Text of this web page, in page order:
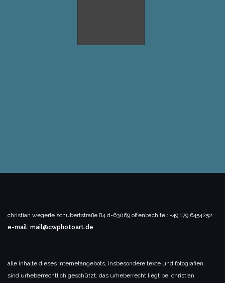
christian wegerle schubertstraße 84 d-63069 offenbach tel: +49.179.6454252
e-mail: mail@cwphotoart.de
alle inhalte dieses internetangebots, insbesondere texte und fotografien,
sind urheberrechtlich geschützt. das urheberrecht liegt bei christian